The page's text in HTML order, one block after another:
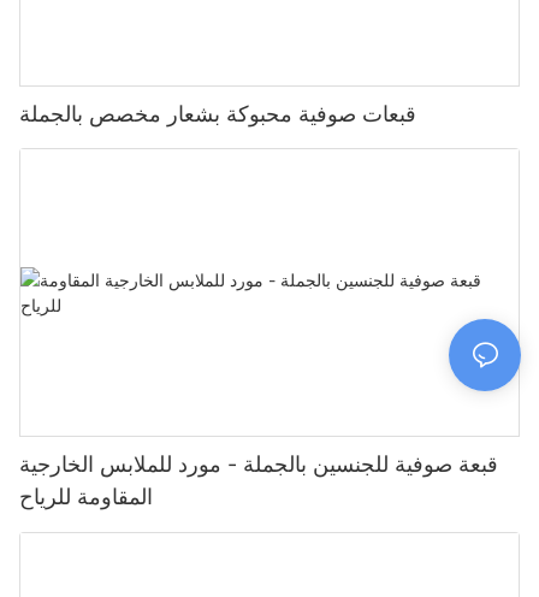
قبعات صوفية محبوكة بشعار مخصص بالجملة
قبعة صوفية للجنسين بالجملة - مورد للملابس الخارجية
المقاومة للرياح